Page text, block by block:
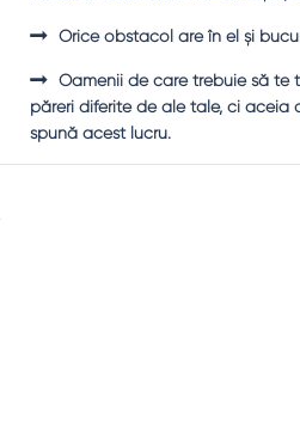
Orice obstacol are în el şi
Oamenii de care trebuie să te
păreri diferite de ale tale, ci aceia
spună acest lucru.